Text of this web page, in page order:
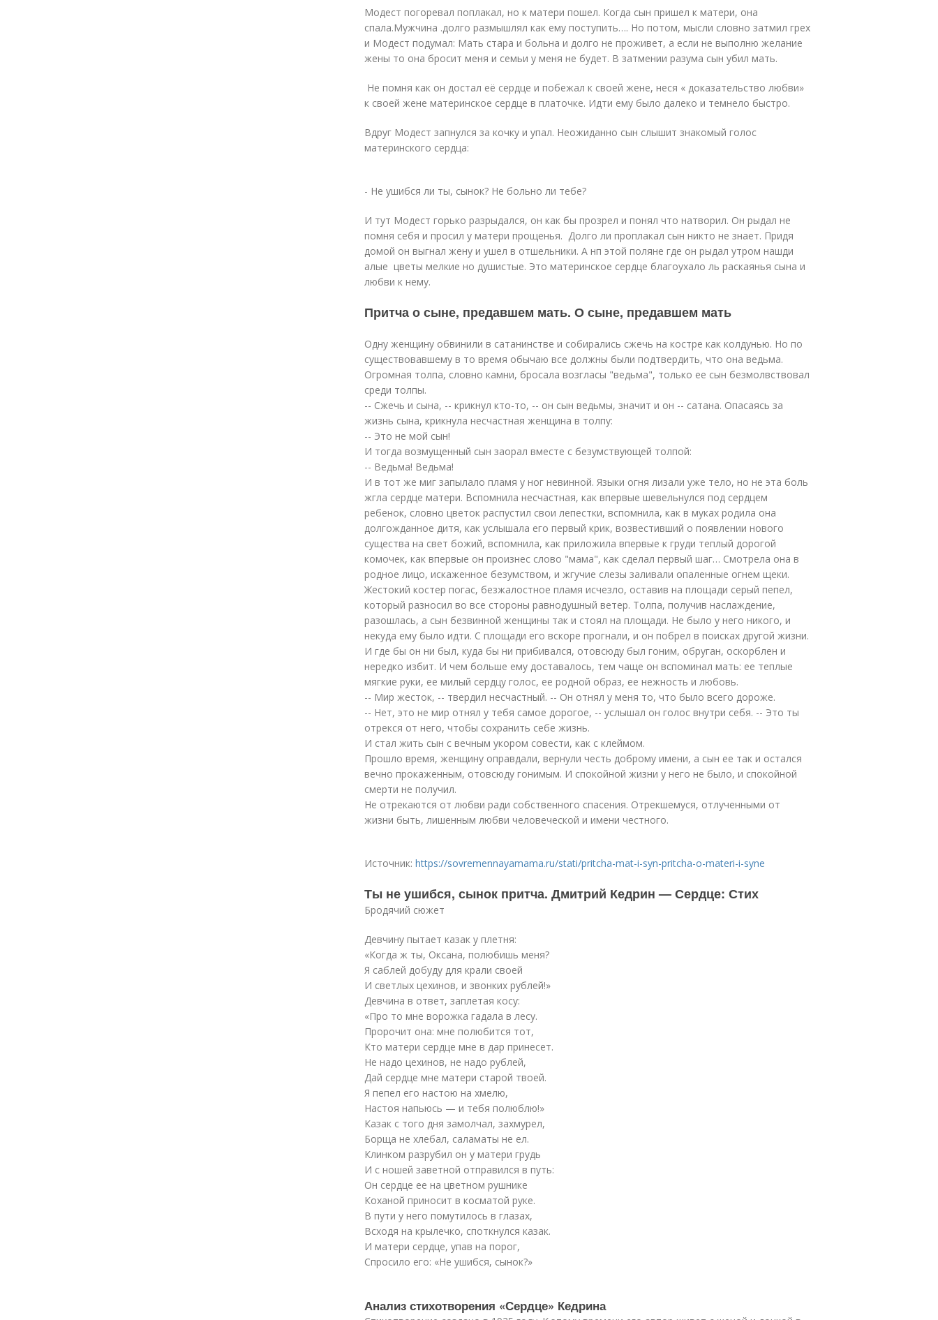
Модест погоревал поплакал, но к матери пошел. Когда сын пришел к матери, она
спала.Мужчина .долго размышлял как ему поступить…. Но потом, мысли словно затмил грех
и Модест подумал: Мать стара и больна и долго не проживет, а если не выполню желание
жены то она бросит меня и семьи у меня не будет. В затмении разума сын убил мать.
Не помня как он достал её сердце и побежал к своей жене, неся « доказательство любви»
к своей жене материнское сердце в платочке. Идти ему было далеко и темнело быстро.
Вдруг Модест запнулся за кочку и упал. Неожиданно сын слышит знакомый голос
материнского сердца:
- Не ушибся ли ты, сынок? Не больно ли тебе?
И тут Модест горько разрыдался, он как бы прозрел и понял что натворил. Он рыдал не
помня себя и просил у матери прощенья. Долго ли проплакал сын никто не знает. Придя
домой он выгнал жену и ушел в отшельники. А нп этой поляне где он рыдал утром нашди
алые цветы мелкие но душистые. Это материнское сердце благоухало ль раскаянья сына и
любви к нему.
Притча о сыне, предавшем мать. О сыне, предавшем мать
Одну женщину обвинили в сатанинстве и собирались сжечь на костре как колдунью. Но по
существовавшему в то время обычаю все должны были подтвердить, что она ведьма.
Огромная толпа, словно камни, бросала возгласы "ведьма", только ее сын безмолвствовал
среди толпы.
-- Сжечь и сына, -- крикнул кто-то, -- он сын ведьмы, значит и он -- сатана. Опасаясь за
жизнь сына, крикнула несчастная женщина в толпу:
-- Это не мой сын!
И тогда возмущенный сын заорал вместе с безумствующей толпой:
-- Ведьма! Ведьма!
И в тот же миг запылало пламя у ног невинной. Языки огня лизали уже тело, но не эта боль
жгла сердце матери. Вспомнила несчастная, как впервые шевельнулся под сердцем
ребенок, словно цветок распустил свои лепестки, вспомнила, как в муках родила она
долгожданное дитя, как услышала его первый крик, возвестивший о появлении нового
существа на свет божий, вспомнила, как приложила впервые к груди теплый дорогой
комочек, как впервые он произнес слово "мама", как сделал первый шаг… Смотрела она в
родное лицо, искаженное безумством, и жгучие слезы заливали опаленные огнем щеки.
Жестокий костер погас, безжалостное пламя исчезло, оставив на площади серый пепел,
который разносил во все стороны равнодушный ветер. Толпа, получив наслаждение,
разошлась, а сын безвинной женщины так и стоял на площади. Не было у него никого, и
некуда ему было идти. С площади его вскоре прогнали, и он побрел в поисках другой жизни.
И где бы он ни был, куда бы ни прибивался, отовсюду был гоним, обруган, оскорблен и
нередко избит. И чем больше ему доставалось, тем чаще он вспоминал мать: ее теплые
мягкие руки, ее милый сердцу голос, ее родной образ, ее нежность и любовь.
-- Мир жесток, -- твердил несчастный. -- Он отнял у меня то, что было всего дороже.
-- Нет, это не мир отнял у тебя самое дорогое, -- услышал он голос внутри себя. -- Это ты
отрекся от него, чтобы сохранить себе жизнь.
И стал жить сын с вечным укором совести, как с клеймом.
Прошло время, женщину оправдали, вернули честь доброму имени, а сын ее так и остался
вечно прокаженным, отовсюду гонимым. И спокойной жизни у него не было, и спокойной
смерти не получил.
Не отрекаются от любви ради собственного спасения. Отрекшемуся, отлученными от
жизни быть, лишенным любви человеческой и имени честного.
Источник: https://sovremennayamama.ru/stati/pritcha-mat-i-syn-pritcha-o-materi-i-syne
Ты не ушибся, сынок притча. Дмитрий Кедрин — Сердце: Стих
Бродячий сюжет
Девчину пытает казак у плетня:
«Когда ж ты, Оксана, полюбишь меня?
Я саблей добуду для крали своей
И светлых цехинов, и звонких рублей!»
Девчина в ответ, заплетая косу:
«Про то мне ворожка гадала в лесу.
Пророчит она: мне полюбится тот,
Кто матери сердце мне в дар принесет.
Не надо цехинов, не надо рублей,
Дай сердце мне матери старой твоей.
Я пепел его настою на хмелю,
Настоя напьюсь — и тебя полюблю!»
Казак с того дня замолчал, захмурел,
Борща не хлебал, саламаты не ел.
Клинком разрубил он у матери грудь
И с ношей заветной отправился в путь:
Он сердце ее на цветном рушнике
Коханой приносит в косматой руке.
В пути у него помутилось в глазах,
Всходя на крылечко, споткнулся казак.
И матери сердце, упав на порог,
Спросило его: «Не ушибся, сынок?»
Анализ стихотворения «Сердце» Кедрина